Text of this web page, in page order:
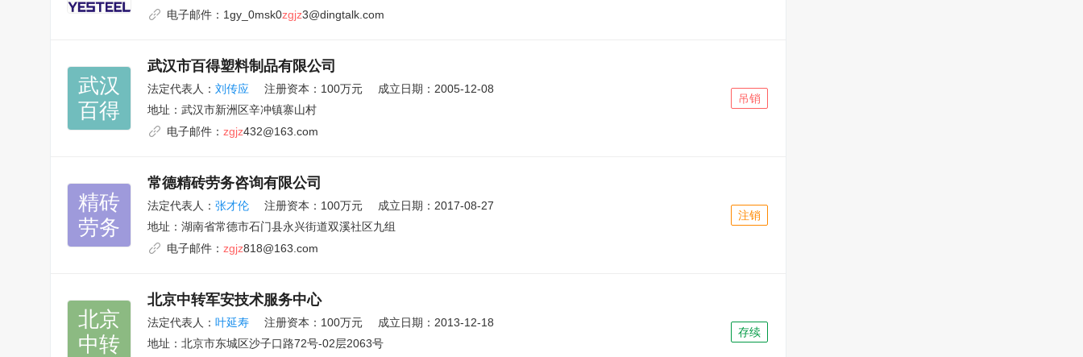
电子邮件： 1gy_0msk0zgjz3@dingtalk.com
武汉
百得
武汉市百得塑料制品有限公司
法定代表人： 刘传应 注册资本：100万元
成立日期：2005-12-08
地址： 武汉市新洲区辛冲镇寨山村
电子邮件： zgjz432@163.com
吊销
精砖
劳务
常德精砖劳务咨询有限公司
法定代表人： 张才伦 注册资本：100万元
成立日期：2017-08-27
地址： 湖南省常德市石门县永兴街道双溪社区九组
电子邮件： zgjz818@163.com
注销
北京
中转
北京中转军安技术服务中心
法定代表人： 叶延寿 注册资本：100万元
成立日期：2013-12-18
地址： 北京市东城区沙子口路72号-02层2063号
存续